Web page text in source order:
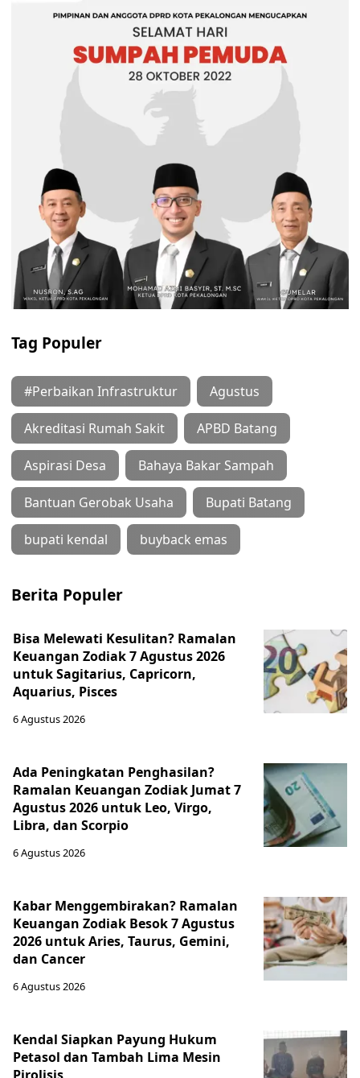
Tag Populer
#Perbaikan Infrastruktur Agustus
Akreditasi Rumah Sakit APBD Batang
Aspirasi Desa Bahaya Bakar Sampah
Bantuan Gerobak Usaha Bupati Batang
bupati kendal buyback emas
Berita Populer
Bisa Melewati Kesulitan? Ramalan
Keuangan Zodiak 7 Agustus 2026
untuk Sagitarius, Capricorn,
Aquarius, Pisces
6 Agustus 2026
Ada Peningkatan Penghasilan?
Ramalan Keuangan Zodiak Jumat 7
Agustus 2026 untuk Leo, Virgo,
Libra, dan Scorpio
6 Agustus 2026
Kabar Menggembirakan? Ramalan
Keuangan Zodiak Besok 7 Agustus
2026 untuk Aries, Taurus, Gemini,
dan Cancer
6 Agustus 2026
Kendal Siapkan Payung Hukum
Petasol dan Tambah Lima Mesin